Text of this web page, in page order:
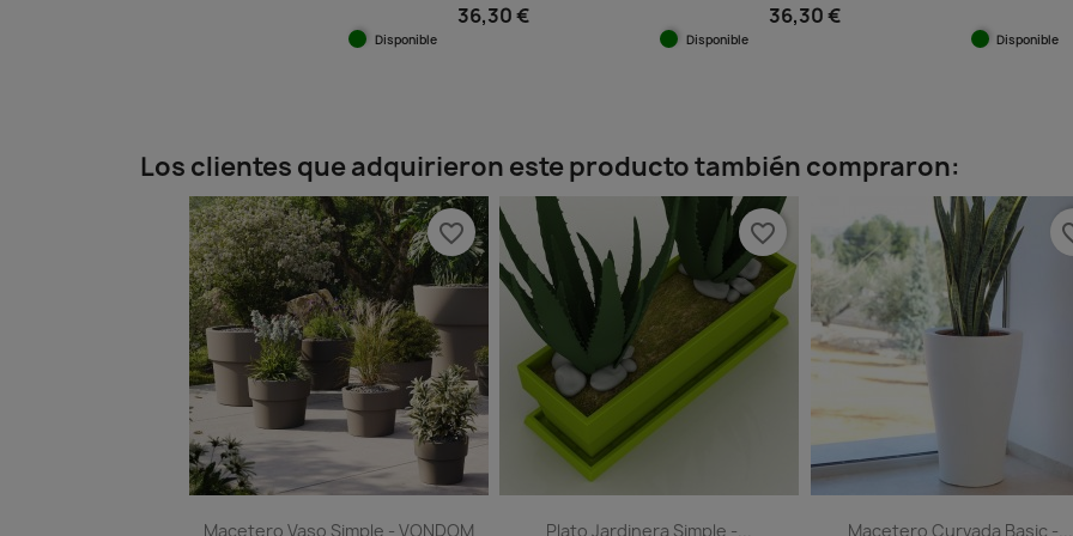
36,30 €
Disponible
36,30 €
Disponible Disponible
Los clientes que adquirieron este producto también compraron:
Macetero Vaso Simple - VONDOM
favorite_border
Plato Jardinera Simple -...
favorite_border
Macetero Curvada Basic -...